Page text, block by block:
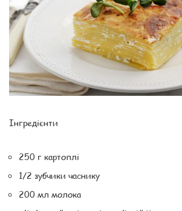
Інгредієнти
250 г картоплі
1/2 зубчики часнику
200 мл молока